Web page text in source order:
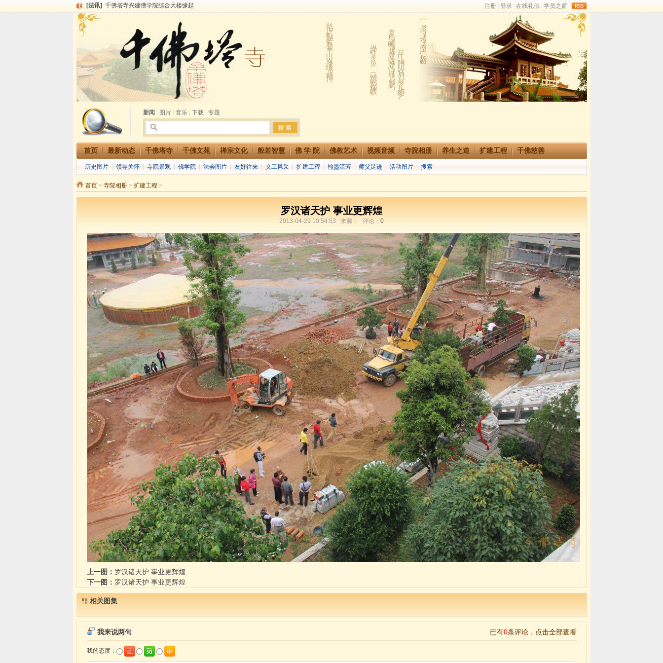
[法讯] 千佛塔寺兴建佛学院综合大楼缘起
[法讯]
[法讯]
千佛塔寺阅藏堂周末阅藏报名通知
清明节祭祖报恩地藏法会
[法讯]
本寺方丈上明下慧尼和尚开讲《六祖坛经》
[法讯] 2015-3-26师父于法堂对大众的开示
[法讯]
广东千佛塔寺云门佛学院女众部 2016年招生简章
[法讯]
恭请海涛法师莅临千佛塔寺弘法
[法讯]
2014年七月大法会 祈福息灾地藏七 冥阳两利普渡群蒙盂兰盆
[法讯] 千佛塔寺云门佛学院女众部2014年招生简章
新闻 图片| 音乐| 下载| 专题
首页 最新动态 千佛塔寺 千佛文苑 禅宗文化 般若智慧 佛 学 院 佛教艺术 视频音频 寺院相册 养生之道 扩建工程 千佛慈善
历史图片 领导关怀 寺院景观 佛学院 法会图片 友好往来 义工风采 扩建工程 翰墨流芳 师父足迹 活动图片 搜索
首页> 寺院相册> 扩建工程 >
罗汉诸天护 事业更辉煌
2013-04-29 10:54:53 来源： 评论： 0
上一图： 罗汉诸天护 事业更辉煌
下一图： 罗汉诸天护 事业更辉煌
相关图集